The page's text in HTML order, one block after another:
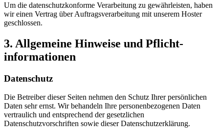
Um die datenschutzkonforme Verarbeitung zu gewährleisten, haben
wir einen Vertrag über Auftragsverarbeitung mit unserem Hoster
geschlossen.
3. Allgemeine Hinweise und Pflicht­
informationen
Datenschutz
Die Betreiber dieser Seiten nehmen den Schutz Ihrer persönlichen
Daten sehr ernst. Wir behandeln Ihre personenbezogenen Daten
vertraulich und entsprechend der gesetzlichen
Datenschutzvorschriften sowie dieser Datenschutzerklärung.